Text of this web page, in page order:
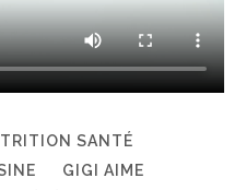
SANTÉ
GIGI AIME